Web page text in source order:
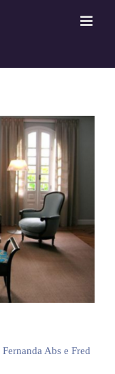
Fernanda Abs e Fred